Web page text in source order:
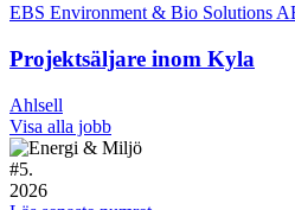
EBS Environment & Bio Solutions
Projektsäljare inom Kyla
Ahlsell
Visa alla jobb
#5.
2026